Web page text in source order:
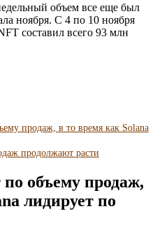
объем все еще был
ноября. С 4 по 10 ноября
составил всего 93 млн
продаж, в то время как Solana
продолжают расти
объему продаж,
лидирует по